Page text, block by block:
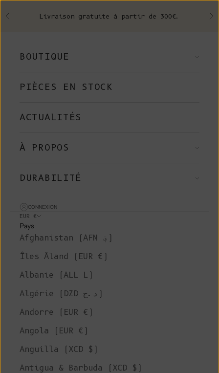
Précédent Livraison gratuite à partir de 300€.
BOUTIQUE
PIÈCES EN STOCK
ACTUALITÉS
À PROPOS
DURABILITÉ
CONNEXION
EUR €
Pays
Afghanistan (AFN ؋)
Îles Åland (EUR €)
Albanie (ALL L)
Algérie (DZD د.ج)
Andorre (EUR €)
Angola (EUR €)
Anguilla (XCD $)
Antigua & Barbuda (XCD $)